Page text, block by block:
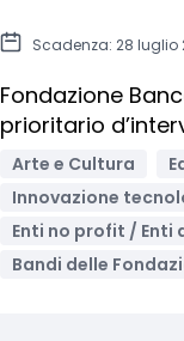
Scadenza: 28 luglio
Fondazione
prioritario
Arte e Cultura
Innovazione
Enti no profit / Enti
Bandi delle